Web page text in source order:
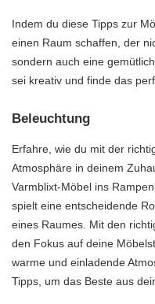
Indem du diese Tipps zur
einen Raum schaffen, der
sondern auch eine
sei kreativ und finde das
Beleuchtung
Erfahre, wie du mit der
Atmosphäre in deinem
Varmblixt-Möbel ins
spielt eine entscheidende
eines Raumes. Mit den
den Fokus auf deine
warme und einladende
Tipps, um das Beste aus